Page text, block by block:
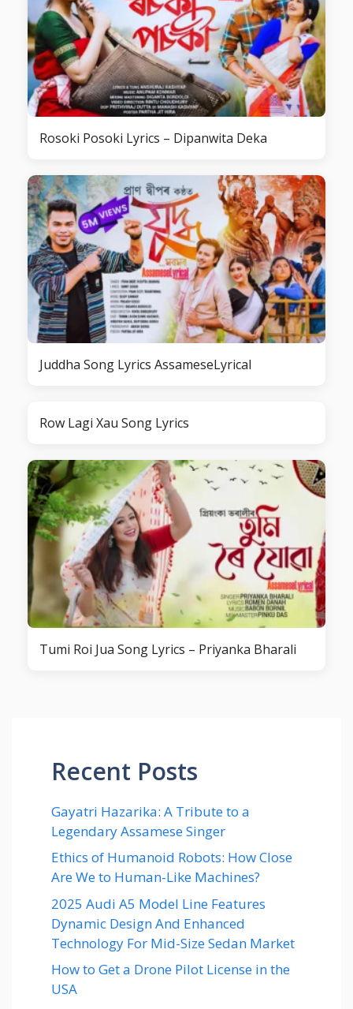
Rosoki Posoki Lyrics – Dipanwita Deka
Juddha Song Lyrics AssameseLyrical
Row Lagi Xau Song Lyrics
Tumi Roi Jua Song Lyrics – Priyanka Bharali
Recent Posts
Gayatri Hazarika: A Tribute to a
Legendary Assamese Singer
Ethics of Humanoid Robots: How Close
Are We to Human-Like Machines?
2025 Audi A5 Model Line Features
Dynamic Design And Enhanced
Technology For Mid-Size Sedan Market
How to Get a Drone Pilot License in the
USA